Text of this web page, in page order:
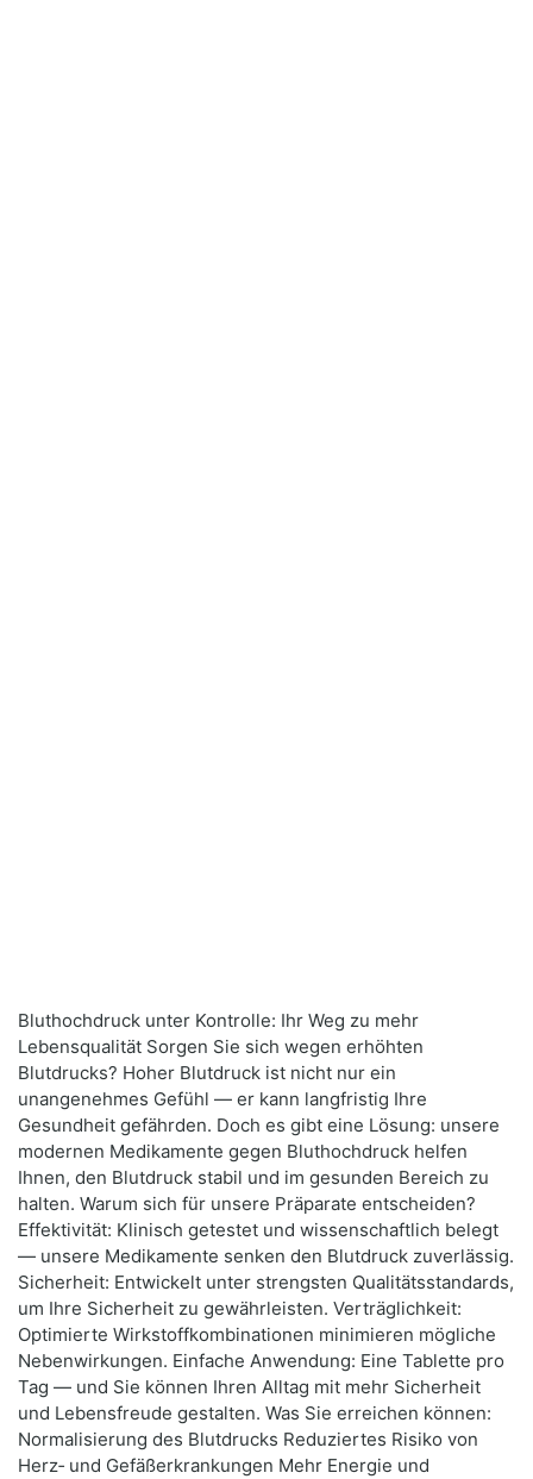
Bluthochdruck unter Kontrolle: Ihr Weg zu mehr
Lebensqualität Sorgen Sie sich wegen erhöhten
Blutdrucks? Hoher Blutdruck ist nicht nur ein
unangenehmes Gefühl — er kann langfristig Ihre
Gesundheit gefährden. Doch es gibt eine Lösung: unsere
modernen Medikamente gegen Bluthochdruck helfen
Ihnen, den Blutdruck stabil und im gesunden Bereich zu
halten. Warum sich für unsere Präparate entscheiden?
Effektivität: Klinisch getestet und wissenschaftlich belegt
— unsere Medikamente senken den Blutdruck zuverlässig.
Sicherheit: Entwickelt unter strengsten Qualitätsstandards,
um Ihre Sicherheit zu gewährleisten. Verträglichkeit:
Optimierte Wirkstoffkombinationen minimieren mögliche
Nebenwirkungen. Einfache Anwendung: Eine Tablette pro
Tag — und Sie können Ihren Alltag mit mehr Sicherheit
und Lebensfreude gestalten. Was Sie erreichen können:
Normalisierung des Blutdrucks Reduziertes Risiko von
Herz‑ und Gefäßerkrankungen Mehr Energie und